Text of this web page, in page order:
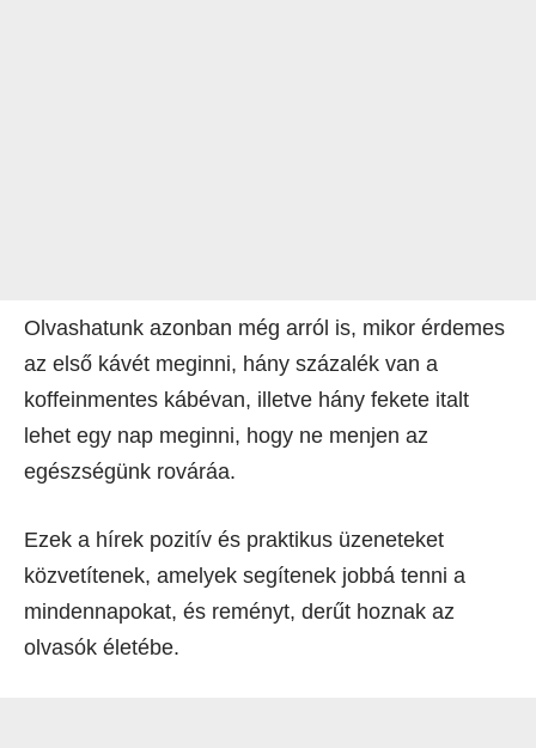
Olvashatunk azonban még arról is, mikor érdemes
az első kávét meginni, hány százalék van a
koffeinmentes kábévan, illetve hány fekete italt
lehet egy nap meginni, hogy ne menjen az
egészségünk rováráa.
Ezek a hírek pozitív és praktikus üzeneteket
közvetítenek, amelyek segítenek jobbá tenni a
mindennapokat, és reményt, derűt hoznak az
olvasók életébe.